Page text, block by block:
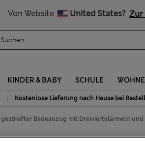
Von Website United States? Zur
KINDER & BABY SCHULE
|
Kostenlose Lieferung nach Hause bei
Badeanzug mit Dreiviertelärmeln und